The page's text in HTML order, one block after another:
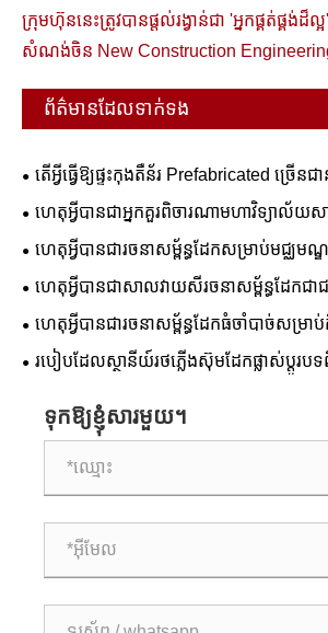
ក្រុមហ៊ុននេះត្រូវបានផ្តល់រង្វាន់ជា 'អ្នកផ្គត់ផ្គង់
សំណង់ចិន New Construction
ព័ត៌មានដែលទាក់ទង
តើអ្វីធ្វើឱ្យផ្ទះកុងតឺន័រ Prefabricated ច្រើន
ពាណិជ្ជកម្ម និងលំនៅដ្ឋាន?
ហេតុអ្វីបានជាអ្នកគួរពិចារណាមហាវិទ្យាល័យ
អប់រំរបស់អ្នក។
ហេតុអ្វីបានជារចនាសម្ព័ន្ធដែកសម្រាប់មជ្ឈម
ដំណោះស្រាយដ៏ល្អបំផុតសម្រាប់ការសាងសង់កីឡដ្
ហេតុអ្វីបានជាសាលវាយសីរចនាសម្ព័ន្ធដែកជ
សម្រាប់ឧបករណ៍កីឡាទំនើប
ហេតុអ្វី​បាន​ជា​រចនាសម្ព័ន្ធ​ដែក​ធំ​ចាំបាច់​សម្រា
របៀបដែលស្ថានីយ៍រថភ្លើងស៊ុមដែកផ្លាស់ប្តូរប
ទុកឱ្យខ្ញុំសារមួយ។